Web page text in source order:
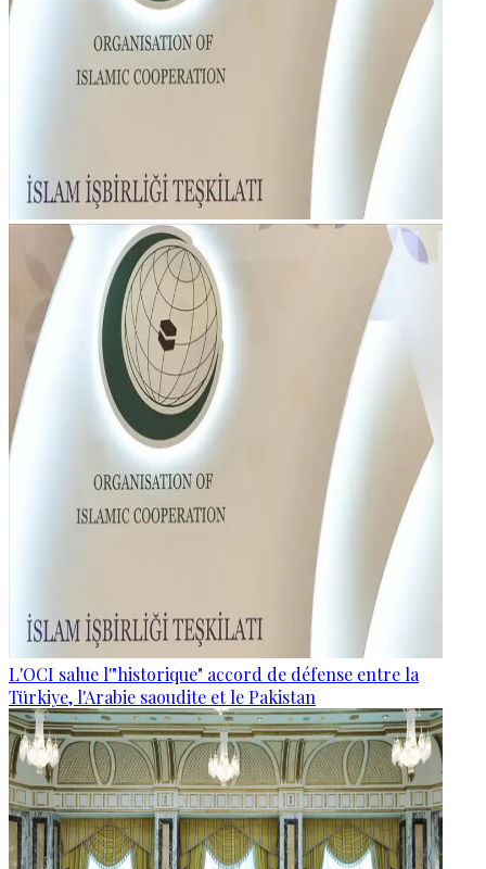
L'OCI salue l'"historique" accord de défense entre la
Türkiye, l'Arabie saoudite et le Pakistan